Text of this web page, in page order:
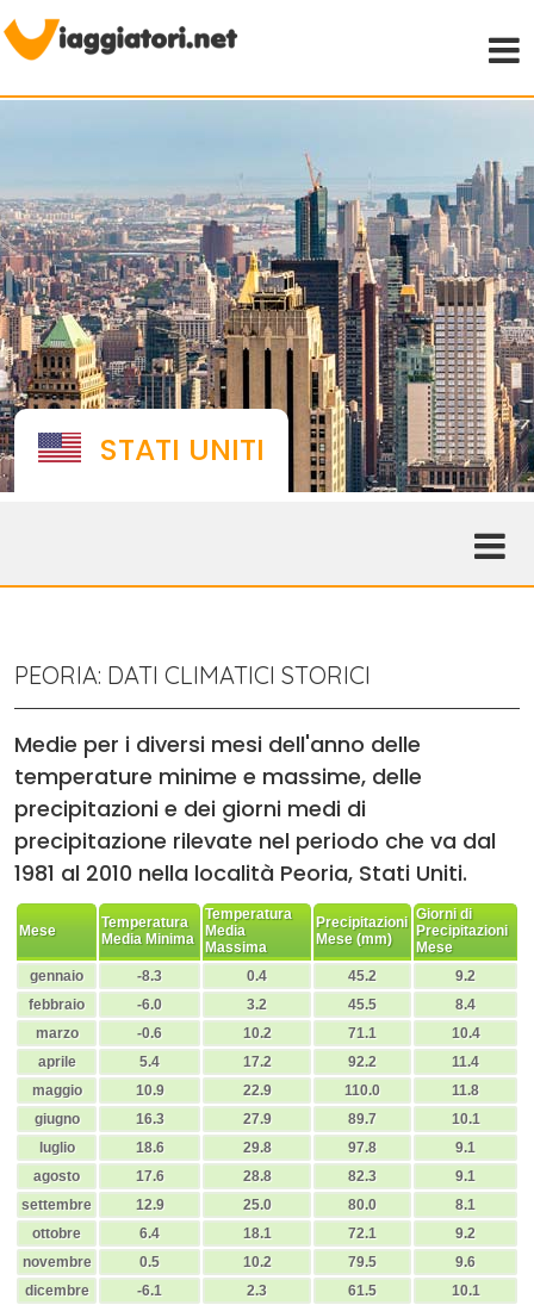
STATI UNITI
PEORIA: DATI CLIMATICI STORICI
Medie per i diversi mesi dell'anno delle
temperature minime e massime, delle
precipitazioni e dei giorni medi di
precipitazione rilevate nel periodo che va dal
1981 al 2010 nella località Peoria, Stati Uniti.
Mese
Temperatura
Media Minima
Temperatura
Media
Massima
Precipitazioni
Mese (mm)
Giorni di
Precipitazioni
Mese
gennaio
-8.3 0.4 45.2
9.2
febbraio
-6.0 3.2 45.5
8.4
marzo
-0.6 10.2 71.1
10.4
aprile
5.4 17.2 92.2
11.4
maggio
10.9 22.9 110.0
11.8
giugno
16.3 27.9 89.7
10.1
luglio
18.6 29.8 97.8
9.1
agosto
17.6 28.8 82.3
9.1
settembre
12.9 25.0 80.0
8.1
ottobre
6.4 18.1 72.1
9.2
novembre
0.5 10.2 79.5
9.6
dicembre
-6.1 2.3 61.5 10.1